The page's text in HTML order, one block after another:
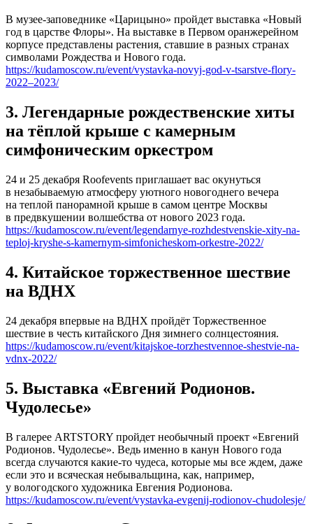
В музее-заповеднике «Царицыно» пройдет выставка «Новый
год в царстве Флоры». На выставке в Первом оранжерейном
корпусе представлены растения, ставшие в разных странах
символами Рождества и Нового года.
https://kudamoscow.ru/event/vystavka-novyj-god-v-tsarstve-flory-
2022–2023/
3. Легендарные рождественские хиты
на тёплой крыше с камерным
симфоническим оркестром
24 и 25 декабря Roofevents приглашает вас окунуться
в незабываемую атмосферу уютного новогоднего вечера
на теплой панорамной крыше в самом центре Москвы
в предвкушении волшебства от нового 2023 года.
https://kudamoscow.ru/event/legendarnye-rozhdestvenskie-xity-na-
teploj-kryshe-s-kamernym-simfonicheskom-orkestre-2022/
4. Китайское торжественное шествие
на ВДНХ
24 декабря впервые на ВДНХ пройдёт Торжественное
шествие в честь китайского Дня зимнего солнцестояния.
https://kudamoscow.ru/event/kitajskoe-torzhestvennoe-shestvie-na-
vdnx-2022/
5. Выставка «Евгений Родионов.
Чудолесье»
В галерее ARTSTORY пройдет необычный проект «Евгений
Родионов. Чудолесье». Ведь именно в канун Нового года
всегда случаются какие-то чудеса, которые мы все ждем, даже
если это и всяческая небывальщина, как, например,
у вологодского художника Евгения Родионова.
https://kudamoscow.ru/event/vystavka-evgenij-rodionov-chudolesje/